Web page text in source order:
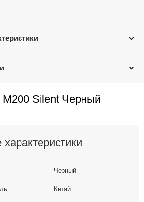
Silent Черный
характеристики
Черный
: Китай